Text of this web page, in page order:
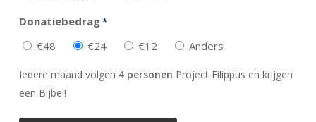
Donatiebedrag*
€48 €24 €12 Anders
Iedere maand volgen 4 personen Project Filippus en krijgen
een Bijbel!